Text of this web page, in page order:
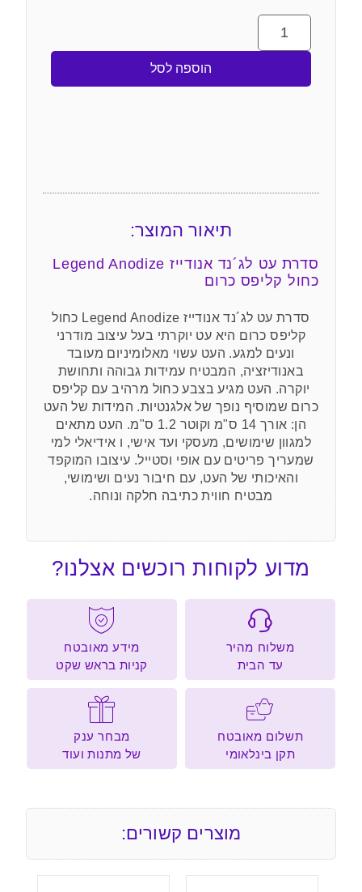
הוספה לסל
תיאור המוצר:
סדרת עט לג´נד אנודייז Legend Anodize
כחול קליפס כרום
סדרת עט לג´נד אנודייז Legend Anodize כחול
קליפס כרום היא עט יוקרתי בעל עיצוב מודרני
ונעים למגע. העט עשוי מאלומיניום מעובד
באנודיזציה, המבטיח עמידות גבוהה ותחושת
יוקרה. העט מגיע בצבע כחול מרהיב עם קליפס
כרום שמוסיף נופך של אלגנטיות. המידות של העט
הן: אורך 14 ס"מ וקוטר 1.2 ס"מ. העט מתאים
למגוון שימושים, מעסקי ועד אישי, ו אידיאלי למי
שמעריך פריטים עם אופי וסטייל. עיצובו המוקפד
והאיכותי של העט, עם חיבור נעים ושימושי,
מבטיח חווית כתיבה חלקה ונוחה.
מדוע לקוחות רוכשים אצלנו?
משלוח מהיר
עד הבית
מידע מאובטח
קניות בראש שקט
תשלום מאובטח
תקן בינלאומי
מבחר ענק
של מתנות ועוד
מוצרים קשורים: